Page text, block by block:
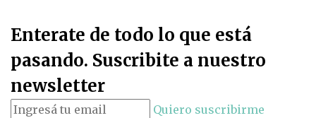
Enterate de todo lo que está
pasando. Suscribite a nuestro
newsletter
Quiero suscribirme